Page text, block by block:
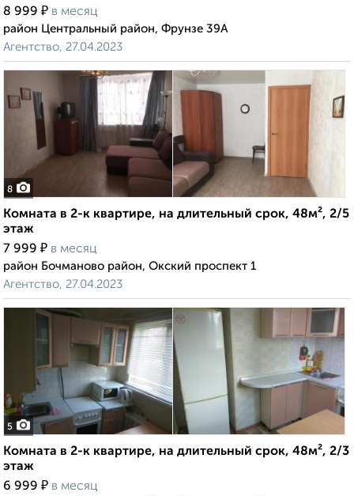
8 999 ₽ в месяц
район Центральный район, Фрунзе 39А
Агентство, 27.04.2023
8
Комната в 2-к квартире, на длительный срок, 48м², 2/5
этаж
7 999 ₽ в месяц
район Бочманово район, Окский проспект 1
Агентство, 27.04.2023
5
Комната в 2-к квартире, на длительный срок, 48м², 2/3
этаж
6 999 ₽ в месяц